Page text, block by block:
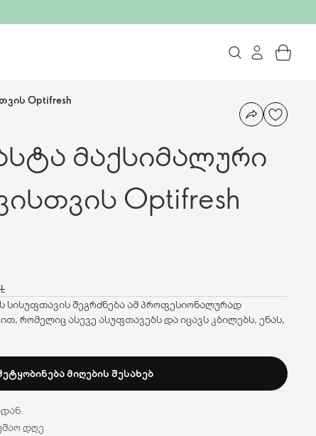
Optifresh
მაქსიმალური
Optifresh
სისუფთავის შეგრძნება ამ პროფესიონალურად
რომელიც ასევე ასუფთავებს და იცავს კბილებს, ენას,
ᲛᲘᲦᲔᲑᲘᲡ ᲨᲔᲡᲐᲮᲔᲑ
დღე